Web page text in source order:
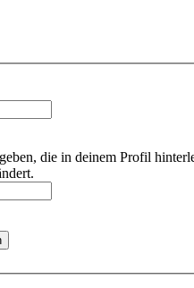
die in deinem Profil